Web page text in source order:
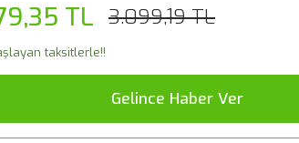
TL 3.099,19 TL
taksitlerle!!
Gelince Haber Ver